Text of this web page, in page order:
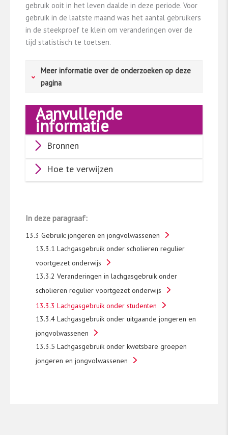
gebruik ooit in het leven daalde in deze periode. Voor
gebruik in de laatste maand was het aantal gebruikers
in de steekproef te klein om veranderingen over de
tijd statistisch te toetsen.
Meer informatie over de onderzoeken op deze
pagina
Mbo-studenten
De Mbo-Middelenmonitor​[1]​onderzoekt het
middelengebruik onder mbo-studenten. In
2023 werd dit onderzoek voor de vijfde keer
uitgevoerd door het Trimbos-instituut, in
samenwerking met Kantar Public (nu Verian). Dit
metingen (in 2015, 2017, 2019 en 2021) ook
hbo-studenten betrokken. In 2023 namen
deel aan het onderzoek. De dataverzameling
vond plaats in het najaar van 2023 op 64 mbo-
locaties. In totaal werden 6.053 studenten
willekeurig benaderd door
onderzoeksassistenten om een digitale
vragenlijst in te vullen.
De Monitor Mentale gezondheid en
Aanvullende
informatie
Bronnen
Hoe te verwijzen
In deze paragraaf:
13.3 Gebruik: jongeren en jongvolwassenen
13.3.1 Lachgasgebruik onder scholieren regulier
voortgezet onderwijs
13.3.2 Veranderingen in lachgasgebruik onder
scholieren regulier voortgezet onderwijs
13.3.3 Lachgasgebruik onder studenten
13.3.4 Lachgasgebruik onder uitgaande jongeren en
jongvolwassenen
13.3.5 Lachgasgebruik onder kwetsbare groepen
jongeren en jongvolwassenen